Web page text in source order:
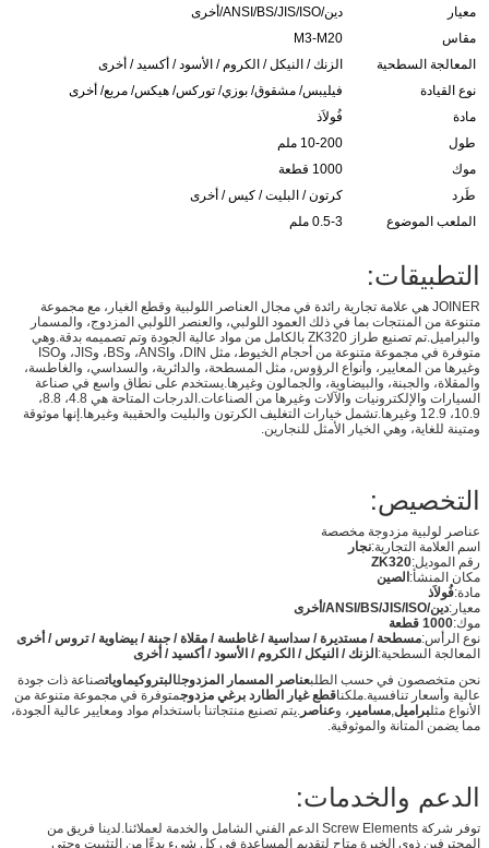
معيار
دين/ANSI/BS/JIS/ISO/أخرى
مقاس
M3-M20
المعالجة السطحية
الزنك / النيكل / الكروم / الأسود / أكسيد / أخرى
نوع القيادة
فيليبس/ مشقوق/ بوزي/ توركس/ هيكس/ مربع/ أخرى
مادة
فُولاَذ
طول
10-200 ملم
موك
1000 قطعة
طَرد
كرتون / البليت / كيس / أخرى
الملعب الموضوع
0.5-3 ملم
التطبيقات:
JOINER هي علامة تجارية رائدة في مجال العناصر اللولبية وقطع الغيار، مع مجموعة
متنوعة من المنتجات بما في ذلك العمود اللولبي، والعنصر اللولبي المزدوج، والمسمار
والبراميل.تم تصنيع طراز ZK320 بالكامل من مواد عالية الجودة وتم تصميمه بدقة.وهي
متوفرة في مجموعة متنوعة من أحجام الخيوط، مثل DIN، وANSI، وBS، وJIS، وISO
وغيرها من المعايير، وأنواع الرؤوس، مثل المسطحة، والدائرية، والسداسي، والغاطسة،
والمقلاة، والجبنة، والبيضاوية، والجمالون وغيرها.يستخدم على نطاق واسع في صناعة
السيارات والإلكترونيات والآلات وغيرها من الصناعات.الدرجات المتاحة هي 4.8، 8.8،
10.9، 12.9 وغيرها.تشمل خيارات التغليف الكرتون والبليت والحقيبة وغيرها.إنها موثوقة
ومتينة للغاية، وهي الخيار الأمثل للنجارين.
التخصيص:
عناصر لولبية مزدوجة مخصصة
اسم العلامة التجارية:نجار
رقم الموديل:ZK320
مكان المنشأ: الصين
مادة:فُولاَذ
معيار:دين/ANSI/BS/JIS/ISO/أخرى
موك:1000 قطعة
نوع الرأس:مسطحة / مستديرة / سداسية / غاطسة / مقلاة / جبنة / بيضاوية / تروس / أخرى
المعالجة السطحية: الزنك / النيكل / الكروم / الأسود / أكسيد / أخرى
نحن متخصصون في حسب الطلبعناصر المسمار المزدوجلالبتروكيماوياتصناعة ذات جودة
عالية وأسعار تنافسية.ملكناقطع غيار الطارد برغي مزدوجمتوفرة في مجموعة متنوعة من
الأنواع مثلبراميل,مسامير ، وعناصر .يتم تصنيع منتجاتنا باستخدام مواد ومعايير عالية الجودة،
مما يضمن المتانة والموثوقية.
الدعم والخدمات:
توفر شركة Screw Elements الدعم الفني الشامل والخدمة لعملائنا.لدينا فريق من
المحترفين ذوي الخبرة متاح لتقديم المساعدة في كل شيء بدءًا من التثبيت وحتى